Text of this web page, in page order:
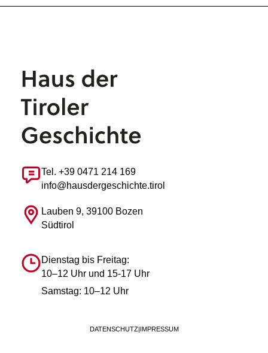
Tel. +39 0471 214 169
info@hausdergeschichte.tirol
Lauben 9, 39100 Bozen
Südtirol
Dienstag bis Freitag:
10–12 Uhr und 15-17 Uhr
Samstag: 10–12 Uhr
DATENSCHUTZ|IMPRESSUM